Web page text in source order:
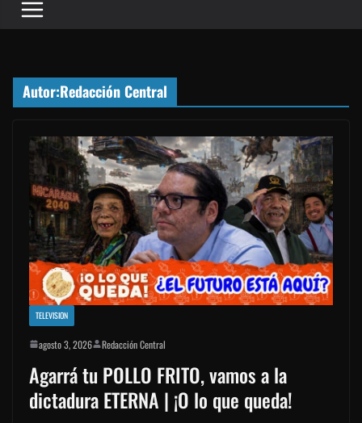
Autor:Redacción Central
TELEVISION
agosto 3, 2026 Redacción Central
Agarrá tu POLLO FRITO, vamos a la
dictadura ETERNA | ¡O lo que queda!